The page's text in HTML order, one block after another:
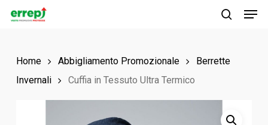
Skip
contentHome Abbigliamento Promozionale
Berrette
Invernali
Cuffia in Tessuto Ultra Termico